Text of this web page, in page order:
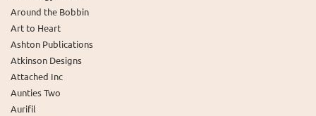
Around the Bobbin
Art to Heart
Ashton Publications
Atkinson Designs
Attached Inc
Aunties Two
Aurifil